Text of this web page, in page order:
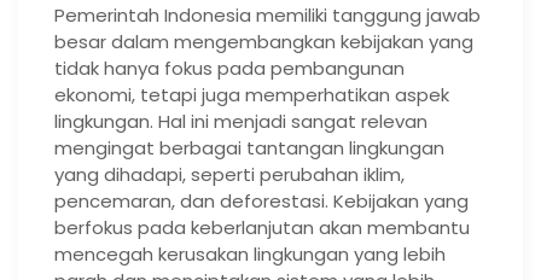
Pemerintah Indonesia memiliki tanggung jawab
besar dalam mengembangkan kebijakan yang
tidak hanya fokus pada pembangunan
ekonomi, tetapi juga memperhatikan aspek
lingkungan. Hal ini menjadi sangat relevan
mengingat berbagai tantangan lingkungan
yang dihadapi, seperti perubahan iklim,
pencemaran, dan deforestasi. Kebijakan yang
berfokus pada keberlanjutan akan membantu
mencegah kerusakan lingkungan yang lebih